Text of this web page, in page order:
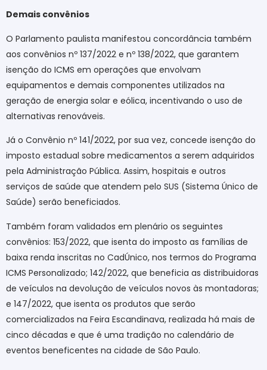
Demais convênios
O Parlamento paulista manifestou concordância também
aos convênios nº 137/2022 e nº 138/2022, que garantem
isenção do ICMS em operações que envolvam
equipamentos e demais componentes utilizados na
geração de energia solar e eólica, incentivando o uso de
alternativas renováveis.
Já o Convênio nº 141/2022, por sua vez, concede isenção do
imposto estadual sobre medicamentos a serem adquiridos
pela Administração Pública. Assim, hospitais e outros
serviços de saúde que atendem pelo SUS (Sistema Único de
Saúde) serão beneficiados.
Também foram validados em plenário os seguintes
convênios: 153/2022, que isenta do imposto as famílias de
baixa renda inscritas no CadÚnico, nos termos do Programa
ICMS Personalizado; 142/2022, que beneficia as distribuidoras
de veículos na devolução de veículos novos às montadoras;
e 147/2022, que isenta os produtos que serão
comercializados na Feira Escandinava, realizada há mais de
cinco décadas e que é uma tradição no calendário de
eventos beneficentes na cidade de São Paulo.